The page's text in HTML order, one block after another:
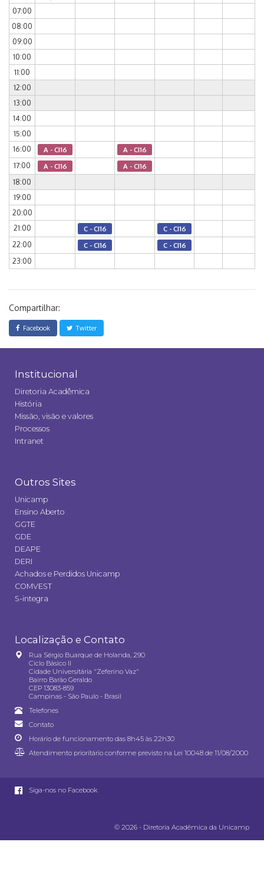
07:00
08:00
09:00
10:00
11:00
12:00
13:00
14:00
15:00
16:00
A - CI16 A - CI16
17:00 A - CI16 A - CI16
18:00
19:00
20:00
21:00
C - CI16 C - CI16
22:00 C - CI16 C - CI16
23:00
Compartilhar:
Facebook Twitter
Institucional
Diretoria Acadêmica
História
Missão, visão e valores
Processos
Intranet
Outros Sites
Unicamp
Ensino Aberto
GGTE
GDE
DEAPE
DERI
Achados e Perdidos Unicamp
COMVEST
S-integra
Localização e Contato
Rua Sérgio Buarque de Holanda, 290
Ciclo Básico II
Cidade Universitária "Zeferino Vaz"
Bairro Barão Geraldo
CEP 13083-859
Campinas - São Paulo - Brasil
Telefones
Contato
Horário de funcionamento das 8h45 às 22h30
Atendimento prioritário conforme previsto na Lei 10048 de 11/08/2000
Siga-nos no Facebook
© 2026 - Diretoria Acadêmica da Unicamp